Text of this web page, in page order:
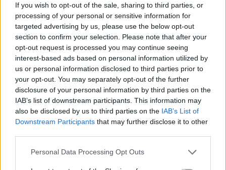
If you wish to opt-out of the sale, sharing to third parties, or
processing of your personal or sensitive information for
targeted advertising by us, please use the below opt-out
section to confirm your selection. Please note that after your
opt-out request is processed you may continue seeing
interest-based ads based on personal information utilized by
us or personal information disclosed to third parties prior to
your opt-out. You may separately opt-out of the further
disclosure of your personal information by third parties on the
IAB’s list of downstream participants. This information may
also be disclosed by us to third parties on the IAB’s List of
Downstream Participants that may further disclose it to other
Please note that this website/app uses one or more Google
Personal Data Processing Opt Outs
kólesterólgildum í skefjum.
Rannsóknir sýna að blanda af gerjuðum grænmeti
og kryddum í kimchi er góð fyrir hjartað. Það hefur
einnig bólgueyðandi eiginleika. Þessir eiginleikar
hjálpa til við að lækka blóðþrýsting og styðja við
heilbrigði hjartans.
Að bæta kimchi við máltíðirnar getur gert þær
bragðmeiri. Það gefur þér einnig mikilvæg
næringarefni fyrir almenna heilsu. Hér eru nokkrir
lykilkostir kimchi fyrir hjartað:
Lækkar blóðþrýsting